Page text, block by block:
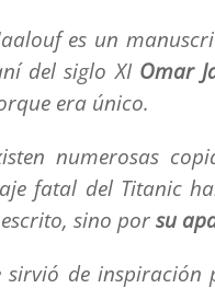
es un
del siglo XI Omar
era único.
numerosas
fatal del Titanic
sino por su
sirvió de